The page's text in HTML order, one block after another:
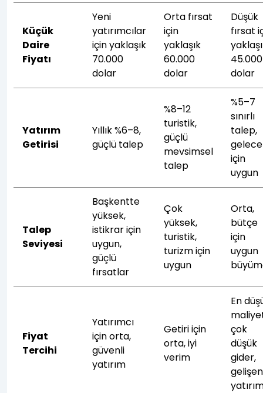
Küçük
Daire
Fiyatı
Yeni
yatırımcılar
için yaklaşık
70.000
dolar
Orta fırsat
için
yaklaşık
60.000
dolar
Düşük
fırsat
45.000
dolar
Yatırım
Getirisi
Yıllık %6–8,
güçlü talep
%8–12
turistik,
güçlü
mevsimsel
talep
%5–7
sınırlı
talep,
için
uygun
Talep
Seviyesi
Başkentte
yüksek,
istikrar için
uygun,
güçlü
fırsatlar
Çok
yüksek,
turistik,
turizm için
uygun
Orta,
bütçe
için
uygun
Fiyat
Tercihi
Yatırımcı
için orta,
güvenli
yatırım
Getiri için
orta, iyi
verim
En
çok
düşük
gider,
gelişen